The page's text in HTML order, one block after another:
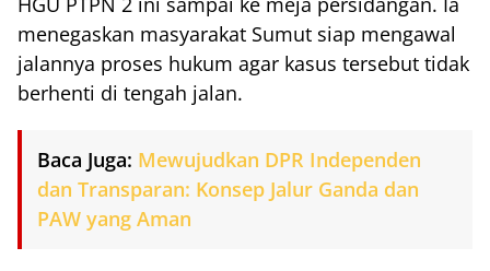
menegaskan masyarakat Sumut siap mengawal
jalannya proses hukum agar kasus tersebut tidak
berhenti di tengah jalan.
Baca Juga: Mewujudkan DPR Independen
dan Transparan: Konsep Jalur Ganda dan
PAW yang Aman